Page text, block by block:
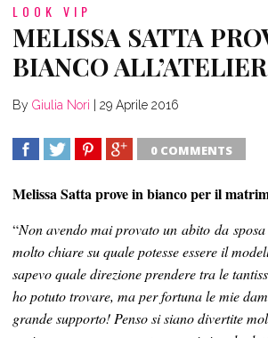
LOOK VIP
MELISSA SATTA
BIANCO
By Giulia Nori 29 Aprile 2016
0 COMMENTS
Melissa Satta prove in bianco per il
“Non avendo mai provato un abito da
molto chiare su quale potesse essere il
sapevo quale direzione prendere tra le
ho potuto trovare, ma per fortuna le mie
grande supporto! Penso si siano divertite